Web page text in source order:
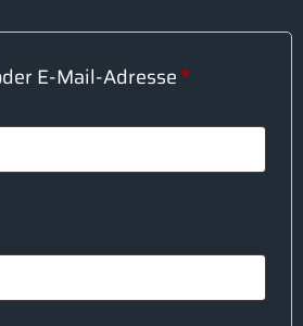
E-Mail-Adresse *